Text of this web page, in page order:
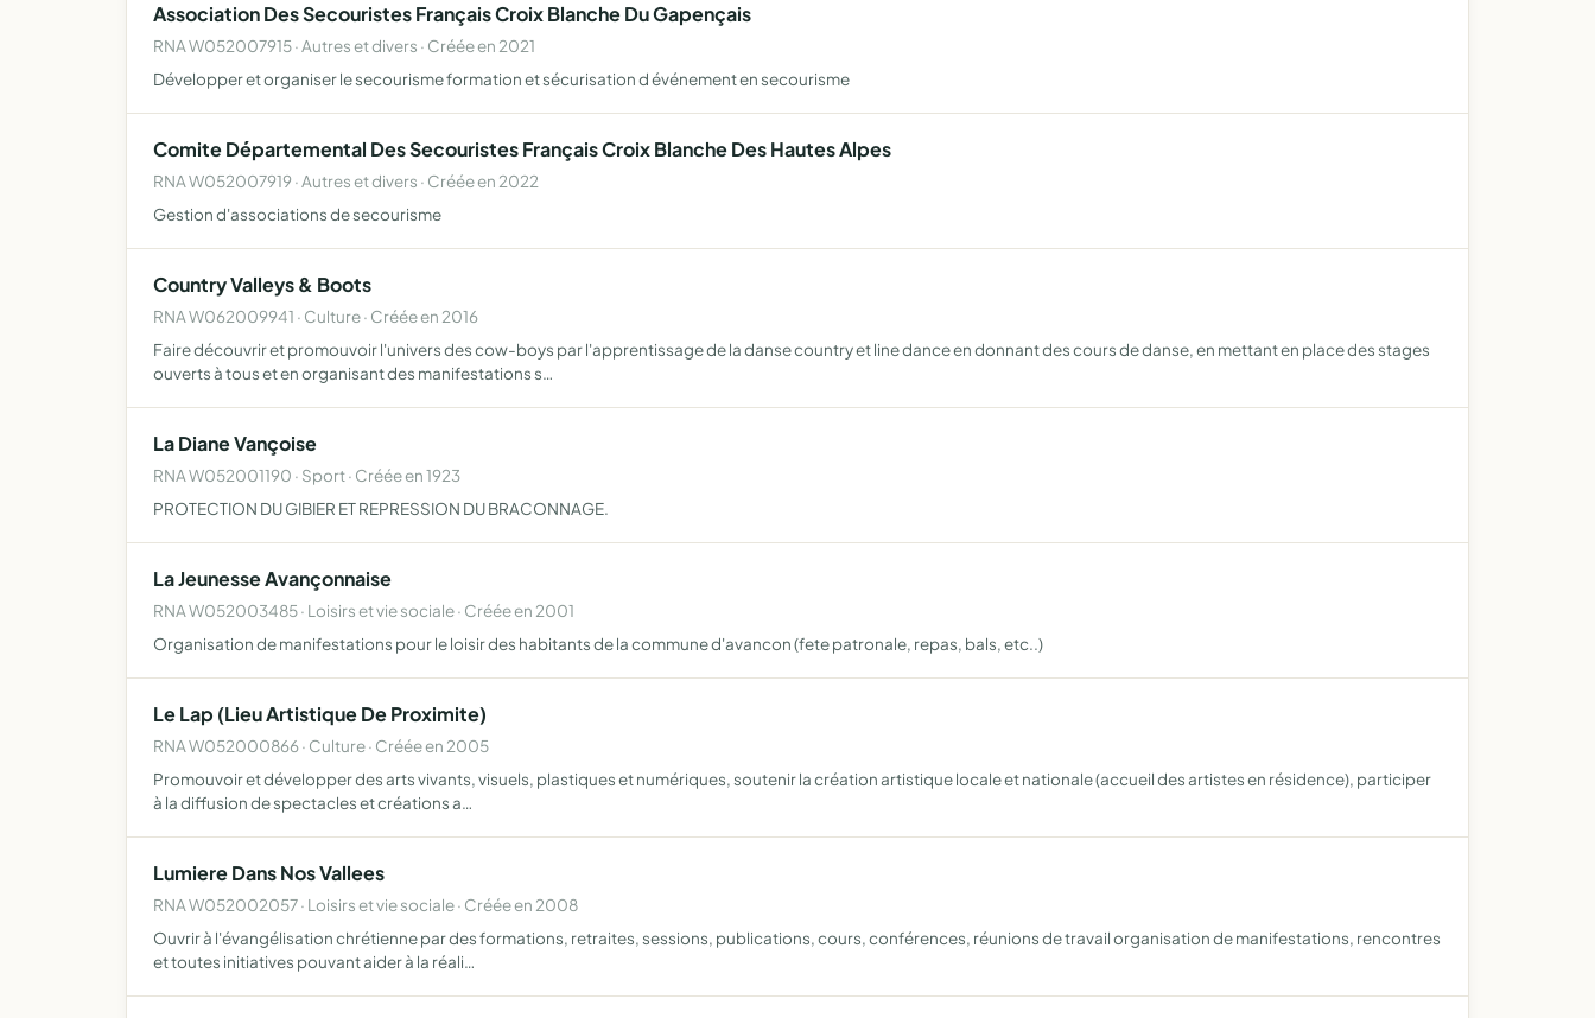
Association Des Secouristes Français Croix Blanche Du Gapençais
RNA W052007915 · Autres et divers · Créée en 2021
Développer et organiser le secourisme formation et sécurisation d événement en secourisme
Comite Départemental Des Secouristes Français Croix Blanche Des Hautes Alpes
RNA W052007919 · Autres et divers · Créée en 2022
Gestion d'associations de secourisme
Country Valleys & Boots
RNA W062009941 · Culture · Créée en 2016
Faire découvrir et promouvoir l'univers des cow-boys par l'apprentissage de la danse country et line dance en donnant des cours de danse, en mettant en place des stages
ouverts à tous et en organisant des manifestations s…
La Diane Vançoise
RNA W052001190 · Sport · Créée en 1923
PROTECTION DU GIBIER ET REPRESSION DU BRACONNAGE.
La Jeunesse Avançonnaise
RNA W052003485 · Loisirs et vie sociale · Créée en 2001
Organisation de manifestations pour le loisir des habitants de la commune d'avancon (fete patronale, repas, bals, etc..)
Le Lap (Lieu Artistique De Proximite)
RNA W052000866 · Culture · Créée en 2005
Promouvoir et développer des arts vivants, visuels, plastiques et numériques, soutenir la création artistique locale et nationale (accueil des artistes en résidence), participer
à la diffusion de spectacles et créations a…
Lumiere Dans Nos Vallees
RNA W052002057 · Loisirs et vie sociale · Créée en 2008
Ouvrir à l'évangélisation chrétienne par des formations, retraites, sessions, publications, cours, conférences, réunions de travail organisation de manifestations, rencontres
et toutes initiatives pouvant aider à la réali…